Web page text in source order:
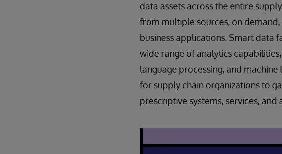
data assets across the entire
from multiple sources, on
business applications. Smart data
wide range of analytics
language processing, and
for supply chain organizations to
prescriptive systems, services, and